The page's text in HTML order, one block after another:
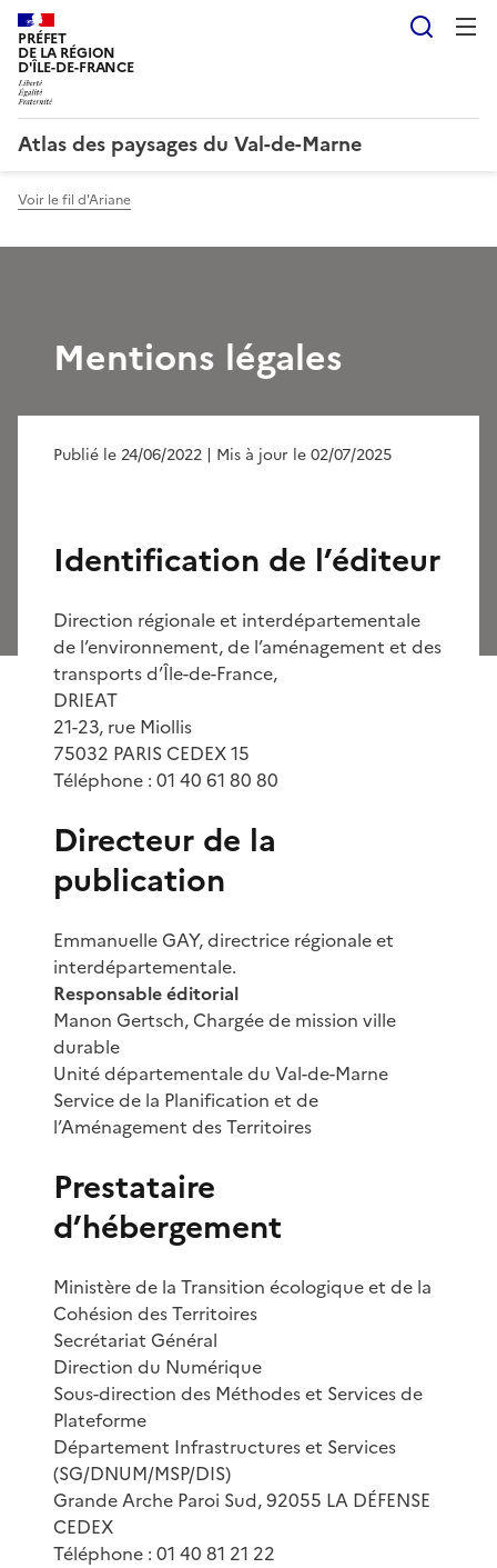
PRÉFET
DE LA RÉGION
D'ÎLE-DE-FRANCE
Atlas des paysages du Val-de-Marne
Voir le fil d'Ariane
Mentions légales
Publié le 24/06/2022 | Mis à jour le 02/07/2025
Identification de l’éditeur
Direction régionale et interdépartementale
de l’environnement, de l’aménagement et des
transports d’Île-de-France,
DRIEAT
21-23, rue Miollis
75032 PARIS CEDEX 15
Téléphone : 01 40 61 80 80
Directeur de la
publication
Emmanuelle GAY, directrice régionale et
interdépartementale.
Responsable éditorial
Manon Gertsch, Chargée de mission ville
durable
Unité départementale du Val-de-Marne
Service de la Planification et de
l’Aménagement des Territoires
Prestataire
d’hébergement
Ministère de la Transition écologique et de la
Cohésion des Territoires
Secrétariat Général
Direction du Numérique
Sous-direction des Méthodes et Services de
Plateforme
Département Infrastructures et Services
(SG/DNUM/MSP/DIS)
Grande Arche Paroi Sud, 92055 LA DÉFENSE
CEDEX
Téléphone : 01 40 81 21 22